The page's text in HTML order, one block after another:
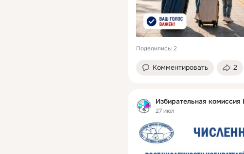
Поделились: 2
Комментировать 2
Избирательная комиссия
27 июл